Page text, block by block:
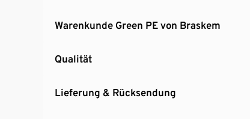
Warenkunde Green PE von Braskem
Qualität
Lieferung & Rücksendung